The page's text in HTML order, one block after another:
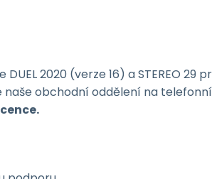
2020 (verze 16) a STEREO
obchodní oddělení na